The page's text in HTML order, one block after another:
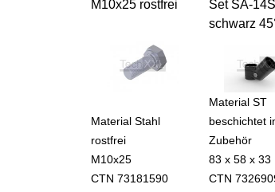
M10x25 rostfrei
Material Stahl
rostfrei
M10x25
CTN 73181590
Set SA-14S
schwarz
Material ST
beschichtet
Zubehör
83 x 58 x 33
CTN